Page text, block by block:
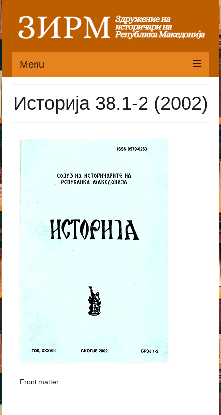
Menu
Органи
Статут
Публикации
Пристапница
Историја 38.1-2 (2002)
Front matter